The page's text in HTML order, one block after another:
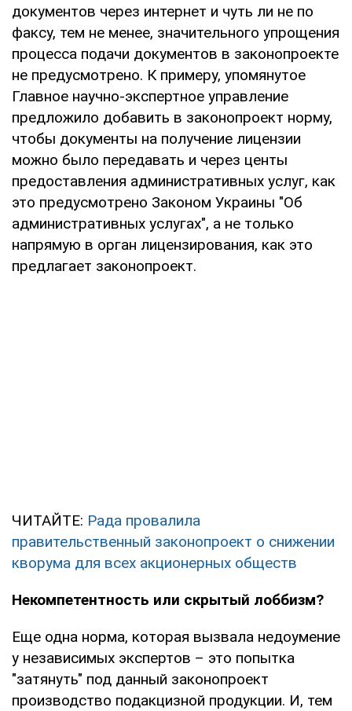
документов через интернет и чуть ли не по
факсу, тем не менее, значительного упрощения
процесса подачи документов в законопроекте
не предусмотрено. К примеру, упомянутое
Главное научно-экспертное управление
предложило добавить в законопроект норму,
чтобы документы на получение лицензии
можно было передавать и через центы
предоставления административных услуг, как
это предусмотрено Законом Украины "Об
административных услугах", а не только
напрямую в орган лицензирования, как это
предлагает законопроект.
ЧИТАЙТЕ: Рада провалила
правительственный законопроект о снижении
кворума для всех акционерных обществ
Некомпетентность или скрытый лоббизм?
Еще одна норма, которая вызвала недоумение
у независимых экспертов – это попытка
"затянуть" под данный законопроект
производство подакцизной продукции. И, тем